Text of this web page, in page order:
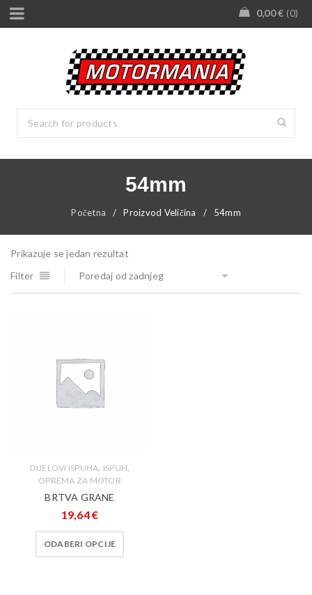
0,00€ 0
54mm
Početna / Proizvod Veličina / 54mm
Prikazuje se jedan rezultat
Filter
Poredaj od zadnjeg
DIJELOVI ISPUHA, ISPUH,
OPREMA ZA MOTOR
BRTVA GRANE
19,64€
ODABERI OPCIJE